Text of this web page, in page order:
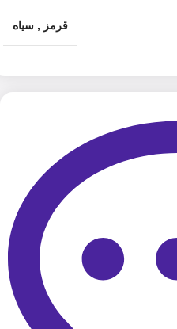
قرمز , سیاه